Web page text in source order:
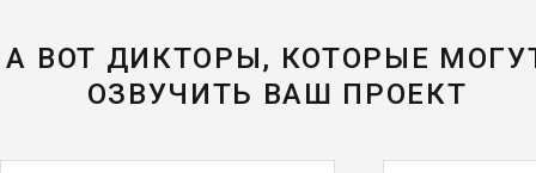
А ВОТ ДИКТОРЫ, КОТОРЫЕ
ОЗВУЧИТЬ ВАШ ПРОЕКТ